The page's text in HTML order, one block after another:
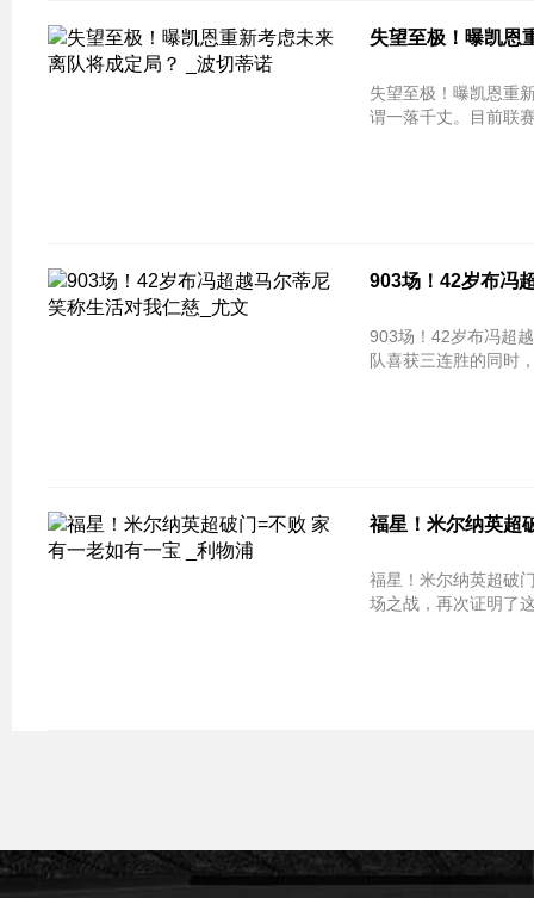
失望至极！曝凯恩
失望至极！曝凯恩重新考虑未来
谓一落千丈。目前联
903场！42岁布冯
903场！42岁布冯超越马尔蒂尼 笑
队喜获三连胜的同时
福星！米尔纳英超
福星！米尔纳英超破门=不败 家有一
场之战，再次证明了